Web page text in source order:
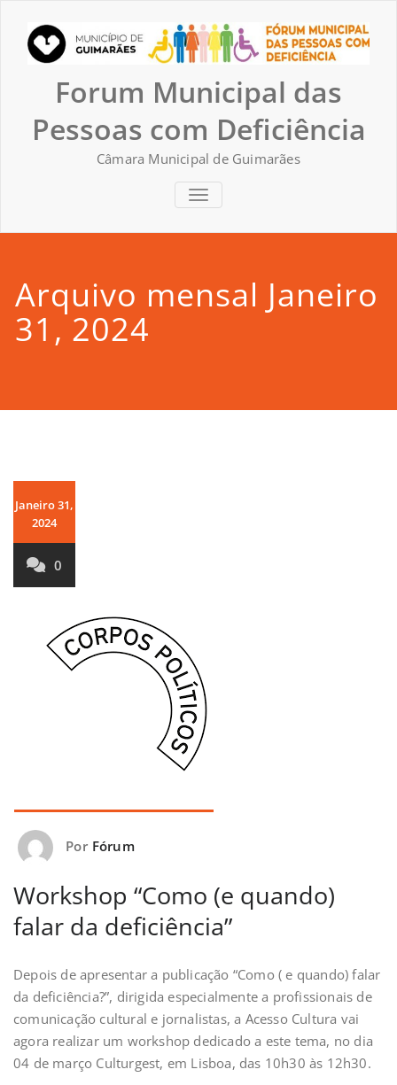
content
Forum Municipal das
Pessoas com Deficiência
Câmara Municipal de Guimarães
TOGGLE NAVIGATION
Arquivo mensal Janeiro
31, 2024
Janeiro 31,
2024
0
Por Fórum
Workshop “Como (e quando)
falar da deficiência”
Depois de apresentar a publicação “Como ( e quando) falar
da deficiência?”, dirigida especialmente a profissionais de
comunicação cultural e jornalistas, a Acesso Cultura vai
agora realizar um workshop dedicado a este tema, no dia
04 de março Culturgest, em Lisboa, das 10h30 às 12h30.